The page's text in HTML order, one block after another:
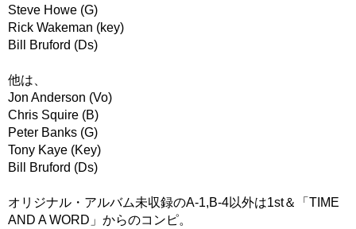
Steve Howe (G)
Rick Wakeman (key)
Bill Bruford (Ds)
他は、
Jon Anderson (Vo)
Chris Squire (B)
Peter Banks (G)
Tony Kaye (Key)
Bill Bruford (Ds)
オリジナル・アルバム未収録のA-1,B-4以外は1st＆「TIME
AND A WORD」からのコンピ。